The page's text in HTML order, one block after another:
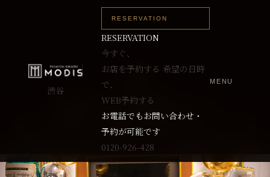
渋谷
RESERVATION
RESERVATION
今すぐ、
お店を予約する 希望の日時
で、
WEB予約する
お電話でもお問い合わせ・
予約が可能です
0120-926-428
MENU
お祝いバルーン装飾メニュー